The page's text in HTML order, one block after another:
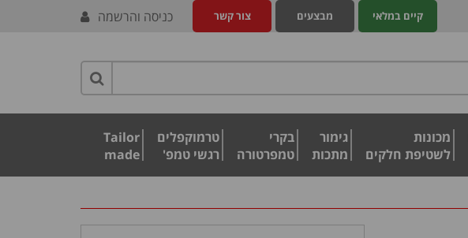
צור קשר מבצעים קיים במלאי כניסה והרשמה
מכונות
לשטיפת חלקים
גימור
מתכות
בקרי
טמפרטורה
טרמוקפלים
רגשי טמפ'
Tailor
made